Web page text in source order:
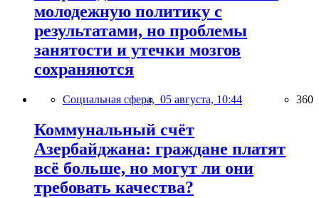
молодежную политику с
результатами, но проблемы
занятости и утечки мозгов
сохраняются
Социальная сфера, 05 августа, 10:44 360
Коммунальный счёт
Азербайджана: граждане платят
всё больше, но могут ли они
требовать качества?